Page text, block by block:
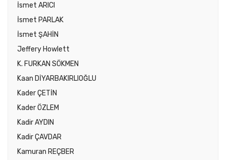
İsmet ARICI
İsmet PARLAK
İsmet ŞAHİN
Jeffery Howlett
K. FURKAN SÖKMEN
Kaan DİYARBAKIRLIOĞLU
Kader ÇETİN
Kader ÖZLEM
Kadir AYDIN
Kadir ÇAVDAR
Kamuran REÇBER